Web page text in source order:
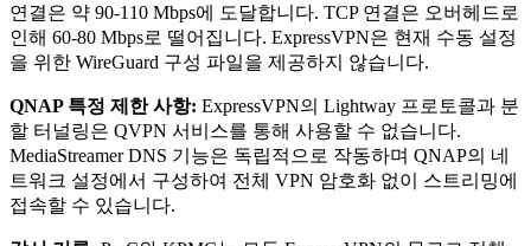
연결은 약 90-110 Mbps에 도달합니다. TCP 연결은 오버헤드로
인해 60-80 Mbps로 떨어집니다. ExpressVPN은 현재 수동 설정
을 위한 WireGuard 구성 파일을 제공하지 않습니다.
QNAP 특정 제한 사항: ExpressVPN의 Lightway 프로토콜과 분
할 터널링은 QVPN 서비스를 통해 사용할 수 없습니다.
MediaStreamer DNS 기능은 독립적으로 작동하며 QNAP의 네
트워크 설정에서 구성하여 전체 VPN 암호화 없이 스트리밍에
접속할 수 있습니다.